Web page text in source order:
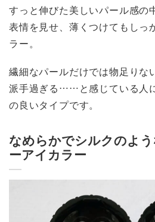
すっと伸びた美しいパール感の
表情を見せ、薄くつけてもしっ
ラー。
繊細なパールだけでは物足りな
派手過ぎる……と感じている人
の良いタイプです。
なめらかでシルクのよ
ーアイカラー